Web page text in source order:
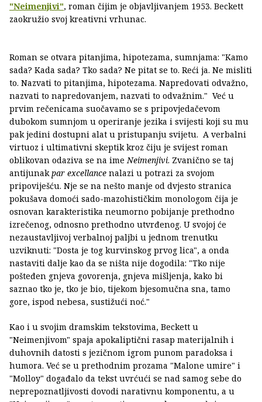
"Neimenjivi", roman čijim je objavljivanjem 1953. Beckett
zaokružio svoj kreativni vrhunac.
Roman se otvara pitanjima, hipotezama, sumnjama: "Kamo
sada? Kada sada? Tko sada? Ne pitat se to. Reći ja. Ne misliti
to. Nazvati to pitanjima, hipotezama. Napredovati odvažno,
nazvati to napredovanjem, nazvati to odvažnim." Već u
prvim rečenicama suočavamo se s pripovjedačevom
dubokom sumnjom u operiranje jezika i svijesti koji su mu
pak jedini dostupni alat u pristupanju svijetu. A verbalni
virtuoz i ultimativni skeptik kroz čiju je svijest roman
oblikovan odaziva se na imeNeimenjivi. Zvanično se taj
antijunakpar excellance nalazi u potrazi za svojom
pripoviješću. Nje se na nešto manje od dvjesto stranica
pokušava domoći sado-mazohističkim monologom čija je
osnovan karakteristika neumorno pobijanje prethodno
izrečenog, odnosno prethodno utvrđenog. U svojoj će
nezaustavljivoj verbalnoj paljbi u jednom trenutku
uzviknuti: "Dosta je tog kurvinskog prvog lica", a onda
nastaviti dalje kao da se ništa nije dogodila: "Tko nije
pošteđen gnjeva govorenja, gnjeva mišljenja, kako bi
saznao tko je, tko je bio, tijekom bjesomučna sna, tamo
gore, ispod nebesa, sustižući noć."
Kao i u svojim dramskim tekstovima, Beckett u
"Neimenjivom" spaja apokaliptični rasap materijalnih i
duhovnih datosti s jezičnom igrom punom paradoksa i
humora. Već se u prethodnim prozama "Malone umire" i
"Molloy" događalo da tekst uvrćući se nad samog sebe do
neprepoznatljivosti dovodi narativnu komponentu, a u